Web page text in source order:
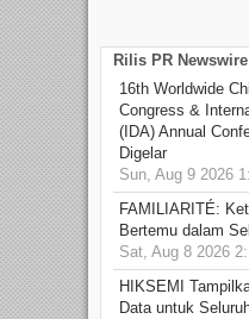
Rilis PR Newswire
16th Worldwide
Congress &
(IDA) Annual
Digelar
Sun, Aug 9 2026
FAMILIARITÉ:
Bertemu dalam
Sat, Aug 8 2026
HIKSEMI
Data untuk